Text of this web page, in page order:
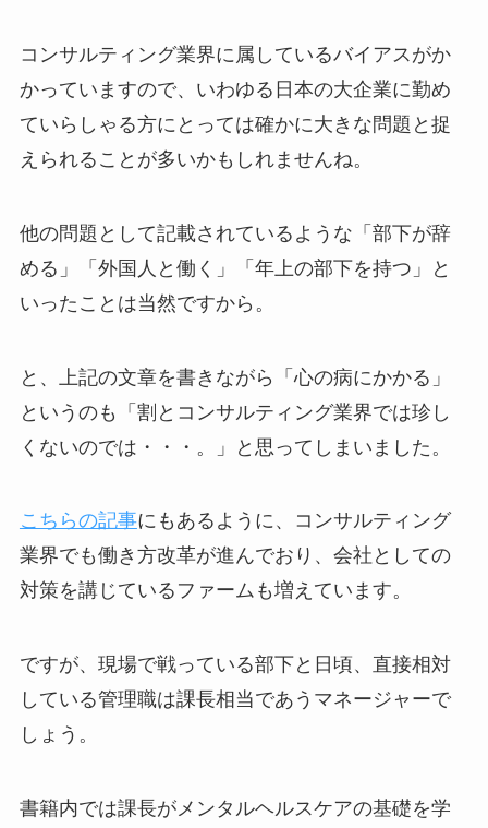
コンサルティング業界に属しているバイアスがか
かっていますので、いわゆる日本の大企業に勤め
ていらしゃる方にとっては確かに大きな問題と捉
えられることが多いかもしれませんね。
他の問題として記載されているような「部下が辞
める」「外国人と働く」「年上の部下を持つ」と
いったことは当然ですから。
と、上記の文章を書きながら「心の病にかかる」
というのも「割とコンサルティング業界では珍し
くないのでは・・・。」と思ってしまいました。
こちらの記事にもあるように、コンサルティング
業界でも働き方改革が進んでおり、会社としての
対策を講じているファームも増えています。
ですが、現場で戦っている部下と日頃、直接相対
している管理職は課長相当であうマネージャーで
しょう。
書籍内では課長がメンタルヘルスケアの基礎を学